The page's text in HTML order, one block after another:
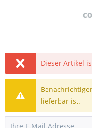
Dieser Artikel
lieferbar ist.